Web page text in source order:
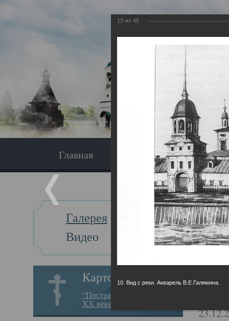
Главная Экскурсия
Галерея
Видео
Картотека
“Пострадавшие за веру в
XX веке на Севере”
Главная
13 из 45
10. Вид с реки. Акварель В.Е.Галямина.